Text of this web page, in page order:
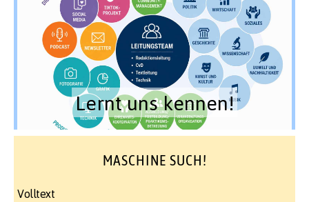
Lernt uns kennen!
MASCHINE SUCH!
Volltext